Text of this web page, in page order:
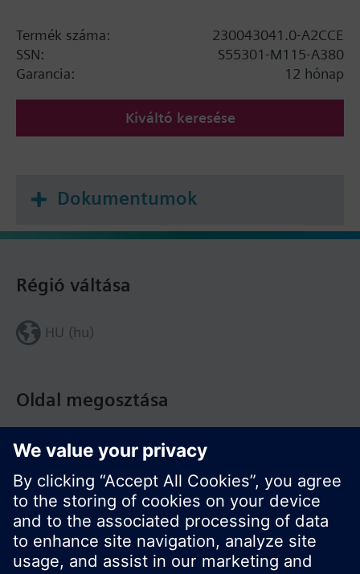
Termék száma:
230043041.0-A2CCE
SSN:
S55301-M115-A380
Garancia:
12 hónap
Kiváltó keresése
Dokumentumok
Oldal megosztása
Régió váltása
HU (hu)